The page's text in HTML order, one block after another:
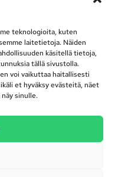
teknologioita, kuten
laitetietoja. Näiden
käsitellä tietoja,
tällä sivustolla.
voi vaikuttaa haitallisesti
et hyväksy evästeitä, näet
sinulle.
Autokoulu |
Toimipiste – ajo-